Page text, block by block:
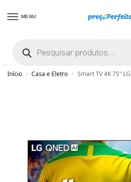
MENU
Início / Casa e Eletro / Smart TV 4K 75″ LG QNED73 Portal de Games Processador AI α7 Ger8